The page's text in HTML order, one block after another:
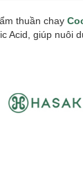
thuần chay
Acid, giúp nuôi